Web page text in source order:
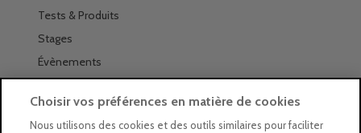
Tests & Produits
Stages
Évènements
Trouver nos magasins
Choisir vos préférences en matière de cookies
Nous utilisons des cookies et des outils similaires pour faciliter